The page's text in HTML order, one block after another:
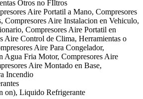
Otros no FIltros
Aire Portatil a Mano, Compresores
Compresores Aire Instalacion en Vehiculo,
Compresores Aire Portatil en
Aire Control de Clima, Herramientas o
Aire Para Congelador,
Agua Fria Motor, Compresores Aire
Aire Montado en Base,
Incendio
on), Liquido Refrigerante